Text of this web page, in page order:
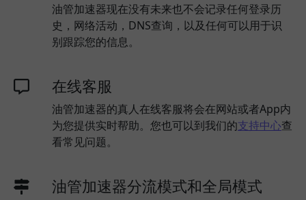
油管加速器现在没有未来也不会记录任何登录历
史，网络活动，DNS查询，以及任何可以用于识
别跟踪您的信息。
在线客服
油管加速器的真人在线客服将会在网站或者App内
为您提供实时帮助。您也可以到我们的支持中心查
看常见问题。
油管加速器分流模式和全局模式